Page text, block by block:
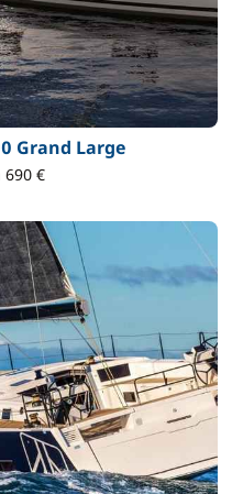
Grand Large
€